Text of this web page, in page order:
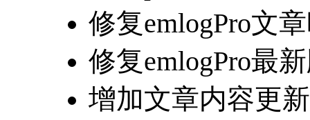
修复emlogPro文
修复emlogPro最
增加文章内容更